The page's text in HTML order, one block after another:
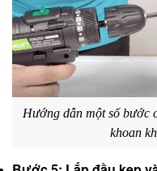
Hướng dẫn một số bước
khoan